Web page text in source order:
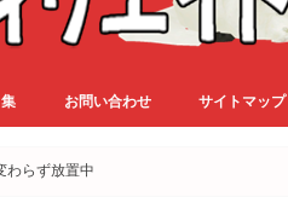
お問い合わせ サイトマップ
わらず放置中